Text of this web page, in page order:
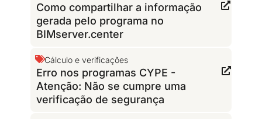
Como compartilhar a informação
gerada pelo programa no
BIMserver.center
Cálculo e verificações
Erro nos programas CYPE -
Atenção: Não se cumpre uma
verificação de segurança